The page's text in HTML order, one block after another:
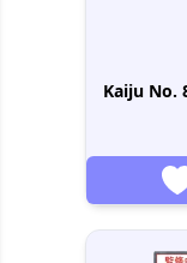
Kaiju No.